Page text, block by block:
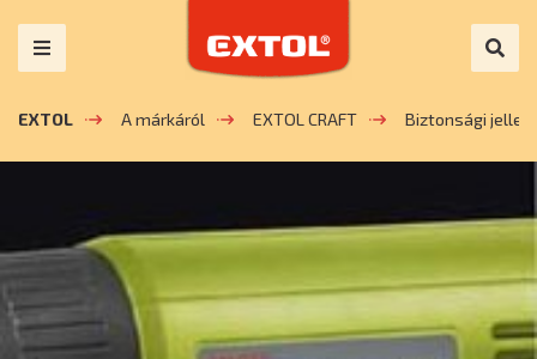
EXTOL A márkáról EXTOL CRAFT Biztonsági